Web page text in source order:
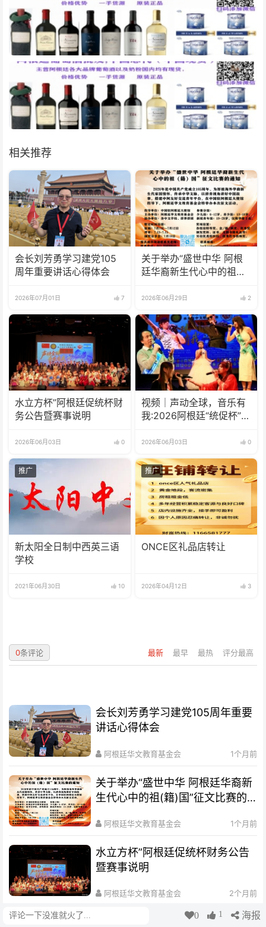
相关推荐
会长刘芳勇学习建党105
周年重要讲话心得体会
2026年07月01日 7
关于举办“盛世中华 阿根
廷华裔新生代心中的祖
2026年06月29日 2
水立方杯”阿根廷促统杯财
务公告暨赛事说明
2026年06月03日 0
视频｜声动全球，音乐有
我:2026阿根廷“统促杯”水
圆满落幕
2026年06月03日 0
推广
新太阳全日制中西英三语
学校
2021年06月30日 10
推广
ONCE区礼品店转让
2026年04月12日 3
评论 0 1 海报
最新 最早 最热 评分最高
0条评论
会长刘芳勇学习建党105周年重要
讲话心得体会
阿根廷华文教育基金会 1个月前
关于举办“盛世中华 阿根廷华裔新
生代心中的祖(籍)国”征文比赛的
阿根廷华文教育基金会 1个月前
水立方杯”阿根廷促统杯财务公告
暨赛事说明
阿根廷华文教育基金会 2个月前
视频｜声动全球，音乐有我:2026